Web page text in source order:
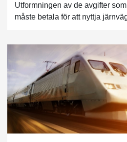
Utformningen av de avgifter
måste betala för att nyttja